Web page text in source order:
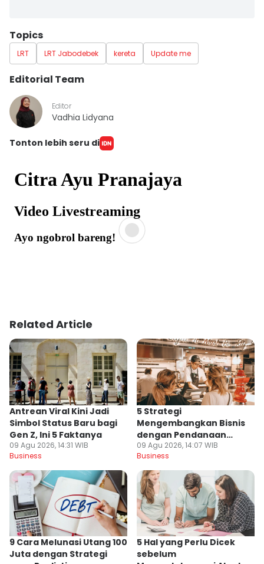
Topics
LRT LRT Jabodebek kereta Update me
Editorial Team
Editor
Vadhia Lidyana
Tonton lebih seru di
Related Article
Antrean Viral Kini Jadi
Simbol Status Baru bagi
Gen Z, Ini 5 Faktanya
09 Agu 2026, 14:31 WIB
Business
5 Strategi
Mengembangkan Bisnis
dengan Pendanaan
Internal yang Sehat
09 Agu 2026, 14:07 WIB
Business
9 Cara Melunasi Utang 100
Juta dengan Strategi
5 Hal yang Perlu Dicek
sebelum